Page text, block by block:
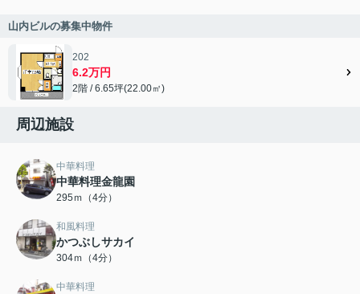
山内ビルの募集中物件
202
6.2万円
2階 / 6.65坪(22.00㎡)
周辺施設
中華料理
中華料理金龍園
295ｍ（4分）
和風料理
かつぶしサカイ
304ｍ（4分）
中華料理